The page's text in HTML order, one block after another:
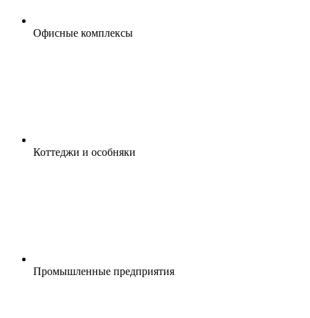
Офисные комплексы
Коттеджи и особняки
Промышленные предприятия